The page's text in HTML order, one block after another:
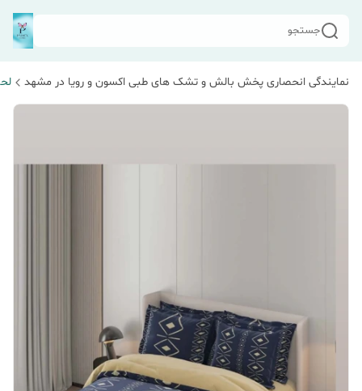
جستجو
نمایندگی انحصاری پخش بالش و تشک های طبی اکسون و رویا در مشهد